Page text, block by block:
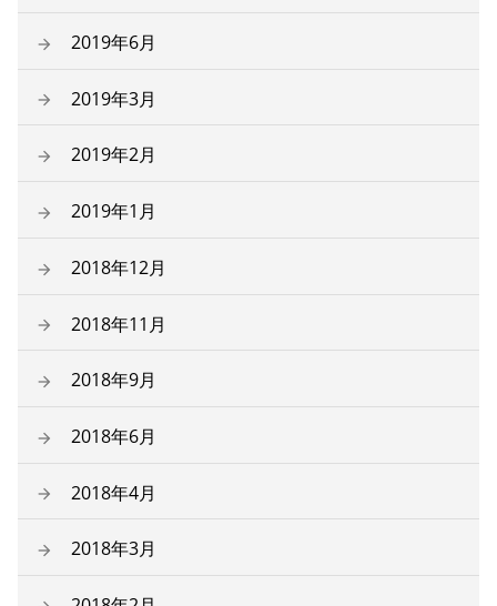
2019年6月
2019年3月
2019年2月
2019年1月
2018年12月
2018年11月
2018年9月
2018年6月
2018年4月
2018年3月